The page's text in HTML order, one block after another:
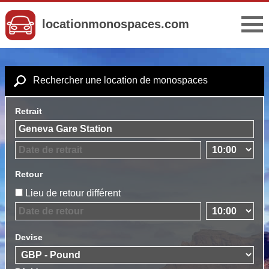
locationmonospaces.com
Rechercher une location de monospaces
Retrait
Retour
Lieu de retour différent
Devise